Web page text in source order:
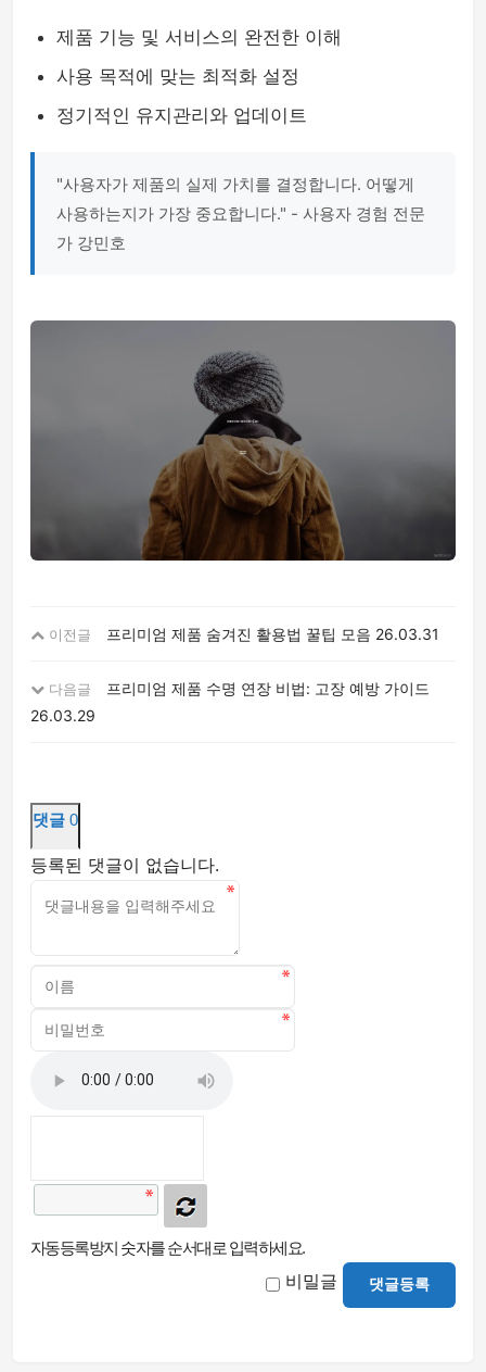
제품 기능 및 서비스의 완전한 이해
사용 목적에 맞는 최적화 설정
정기적인 유지관리와 업데이트
"사용자가 제품의 실제 가치를 결정합니다. 어떻게
사용하는지가 가장 중요합니다." - 사용자 경험 전문
가 강민호
이전글 프리미엄 제품 숨겨진 활용법 꿀팁 모음 26.03.31
다음글
프리미엄 제품 수명 연장 비법: 고장 예방 가이드
26.03.29
댓글 0
등록된 댓글이 없습니다.
자동등록방지 숫자를 순서대로 입력하세요.
비밀글 댓글등록